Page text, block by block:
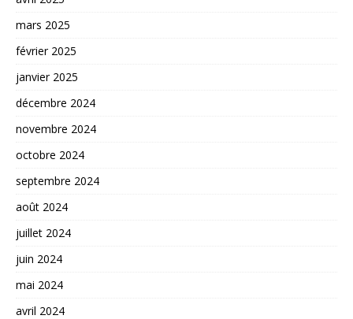
mars 2025
février 2025
janvier 2025
décembre 2024
novembre 2024
octobre 2024
septembre 2024
août 2024
juillet 2024
juin 2024
mai 2024
avril 2024